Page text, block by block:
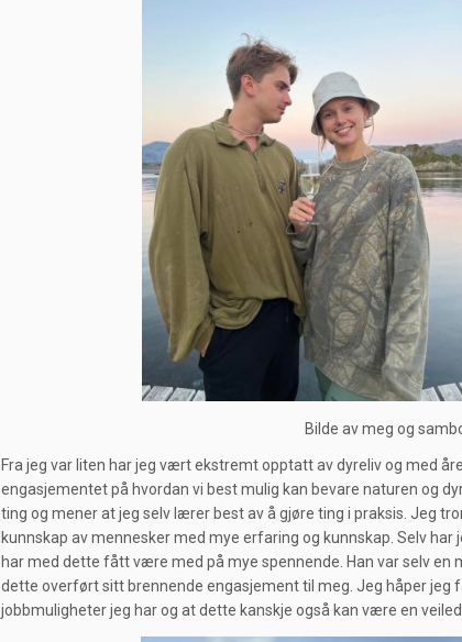
Bilde av meg og
Fra jeg var liten har jeg vært ekstremt opptatt av dyreliv og med
engasjementet på hvordan vi best mulig kan bevare naturen og
ting og mener at jeg selv lærer best av å gjøre ting i praksis. Jeg
kunnskap av mennesker med mye erfaring og kunnskap. Selv
har med dette fått være med på mye spennende. Han var selv en
dette overført sitt brennende engasjement til meg. Jeg håper jeg
jobbmuligheter jeg har og at dette kanskje også kan være en